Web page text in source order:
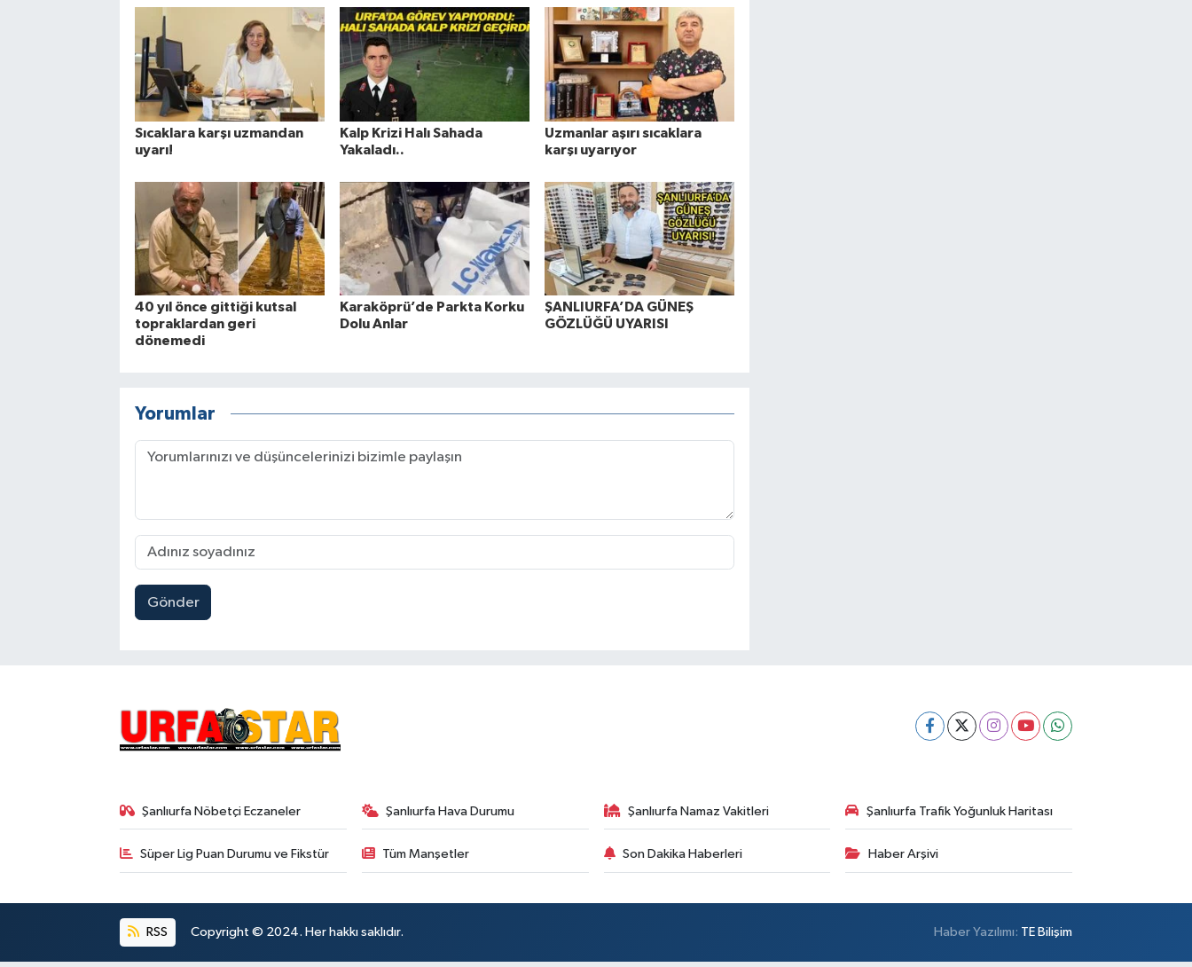
Sıcaklara karşı uzmandan
uyarı!
Kalp Krizi Halı Sahada
Yakaladı..
Uzmanlar aşırı sıcaklara
karşı uyarıyor
40 yıl önce gittiği kutsal
topraklardan geri
dönemedi
Karaköprü’de Parkta Korku
Dolu Anlar
ŞANLIURFA’DA GÜNEŞ
GÖZLÜĞÜ UYARISI
Yorumlar
Gönder
Şanlıurfa Nöbetçi Eczaneler Şanlıurfa Hava Durumu Şanlıurfa Namaz Vakitleri Şanlıurfa Trafik Yoğunluk Haritası
Süper Lig Puan Durumu ve Fikstür Tüm Manşetler Son Dakika Haberleri Haber Arşivi
RSS Copyright © 2024. Her hakkı saklıdır. Haber Yazılımı: TE Bilişim